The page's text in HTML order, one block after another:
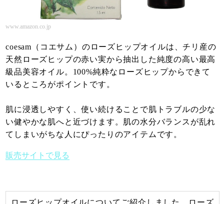
www.amazon.co.jp
coesam（コエサム）のローズヒップオイルは、チリ産の
天然ローズヒップの赤い実から抽出した純度の高い最高
級品美容オイル。100%純粋なローズヒップからできて
いるところがポイントです。
肌に浸透しやすく、使い続けることで肌トラブルの少な
い健やかな肌へと近づけます。肌の水分バランスが乱れ
てしまいがちな人にぴったりのアイテムです。
販売サイトで見る
ローズヒップオイルについてご紹介しました。ローズ